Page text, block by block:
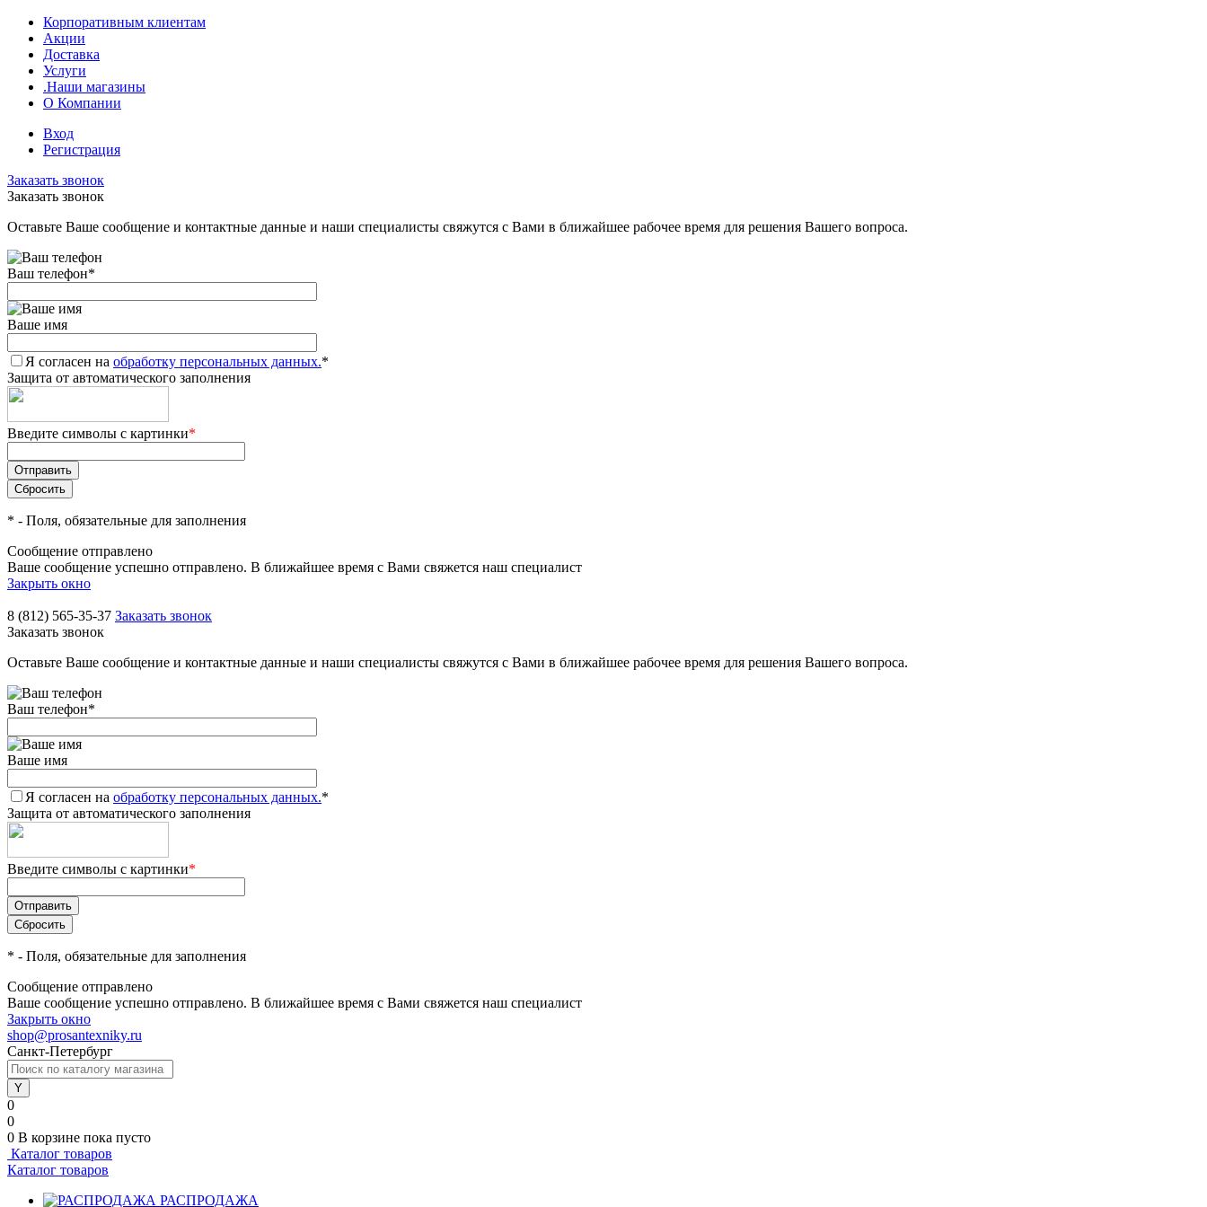
Корпоративным клиентам
Акции
Доставка
Услуги
.Наши магазины
О Компании
Вход
Регистрация
Заказать звонок
Заказать звонок
Оставьте Ваше сообщение и контактные данные и наши специалисты свяжутся с Вами в ближайшее рабочее время для решения Вашего вопроса.
Ваш телефон*
Ваше имя
Я согласен на обработку персональных данных.*
Защита от автоматического заполнения
Введите символы с картинки*
* - Поля, обязательные для заполнения
Сообщение отправлено
Ваше сообщение успешно отправлено. В ближайшее время с Вами свяжется наш специалист
Закрыть окно
8 (812) 565-35-37 Заказать звонок
Заказать звонок
Оставьте Ваше сообщение и контактные данные и наши специалисты свяжутся с Вами в ближайшее рабочее время для решения Вашего вопроса.
Ваш телефон*
Ваше имя
Я согласен на обработку персональных данных.*
Защита от автоматического заполнения
Введите символы с картинки*
* - Поля, обязательные для заполнения
Сообщение отправлено
Ваше сообщение успешно отправлено. В ближайшее время с Вами свяжется наш специалист
Закрыть окно
shop@prosantexniky.ru
Санкт-Петербург
0
0
0 В корзине пока пусто
Каталог товаров
Каталог товаров
РАСПРОДАЖА